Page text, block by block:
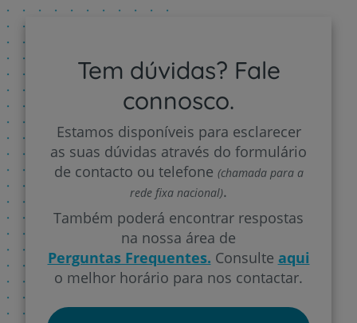
Tem dúvidas? Fale
connosco.
Estamos disponíveis para esclarecer
as suas dúvidas através do formulário
de contacto ou telefone (chamada para a
rede fixa nacional).
Também poderá encontrar respostas
na nossa área de
Perguntas Frequentes. Consulte aqui
o melhor horário para nos contactar.